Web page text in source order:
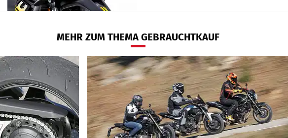
MEHR ZUM THEMA GEBRAUCHTKAUF